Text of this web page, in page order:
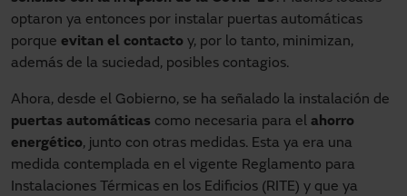
optaron ya entonces por instalar puertas automáticas
porque evitan el contacto y, por lo tanto, minimizan,
además de la suciedad, posibles contagios.
Ahora, desde el Gobierno, se ha señalado la instalación de
puertas automáticas como necesaria para el ahorro
energético, junto con otras medidas. Esta ya era una
medida contemplada en el vigente Reglamento para
Instalaciones Térmicas en los Edificios (RITE) y que ya